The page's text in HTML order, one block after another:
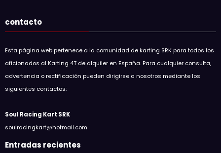
contacto
Esta página web pertenece a la comunidad de karting SRK para todos los
aficionados al Karting 4T de alquiler en España. Para cualquier consulta,
advertencia o rectificación pueden dirigirse a nosotros mediante los
siguientes contactos:
Soul Racing Kart SRK
soulracingkart@hotmail.com
Entradas recientes